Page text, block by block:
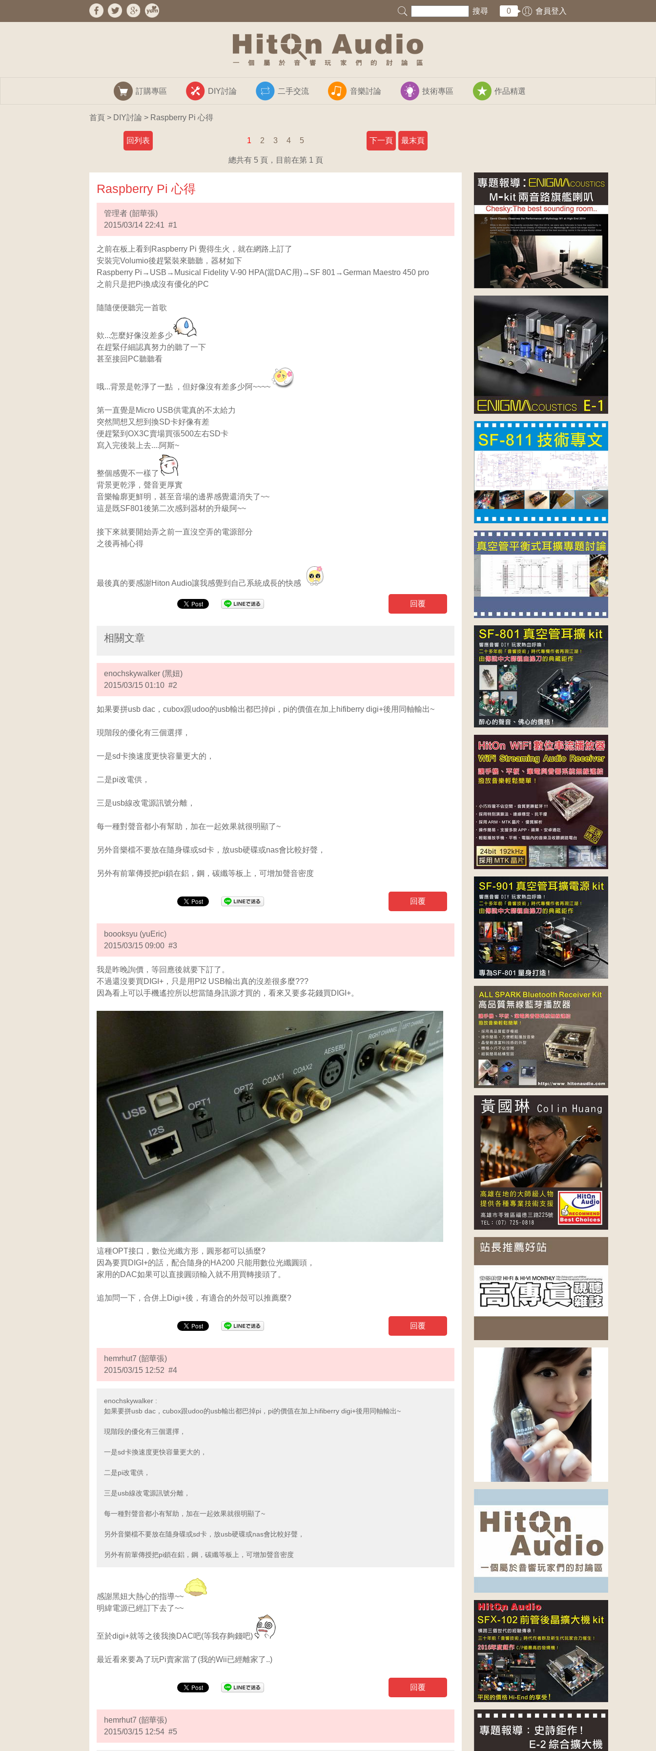
搜尋 0 會員登入
訂購專區 DIY討論 二手交流 音樂討論 技術專區 作品精選
首頁 > DIY討論 > Raspberry Pi 心得
回列表 1 2 3 4 5 下一頁 最末頁
總共有 5 頁，目前在第 1 頁
Raspberry Pi 心得
管理者 (韶華張)
2015/03/14 22:41 #1
之前在板上看到Raspberry Pi 覺得生火，就在網路上訂了
安裝完Volumio後趕緊裝來聽聽，器材如下
Raspberry Pi→USB→Musical Fidelity V-90 HPA(當DAC用)→SF 801→German Maestro 450 pro
之前只是把Pi換成沒有優化的PC
隨隨便便聽完一首歌
欸...怎麼好像沒差多少
在趕緊仔細認真努力的聽了一下
甚至接回PC聽聽看
哦...背景是乾淨了一點 ，但好像沒有差多少阿~~~~
第一直覺是Micro USB供電真的不太給力
突然間想又想到換SD卡好像有差
便趕緊到OX3C賣場買張500左右SD卡
寫入完後裝上去....阿斯~
整個感覺不一樣了
背景更乾淨，聲音更厚實
音樂輪廓更鮮明，甚至音場的邊界感覺還消失了~~
這是既SF801後第二次感到器材的升級阿~~
接下來就要開始弄之前一直沒空弄的電源部分
之後再補心得
最後真的要感謝Hiton Audio讓我感覺到自己系統成長的快感
回覆
相關文章
enochskywalker (黑妞)
2015/03/15 01:10 #2
如果要拼usb dac，cubox跟udoo的usb輸出都巴掉pi，pi的價值在加上hifiberry digi+後用同軸輸出~
現階段的優化有三個選擇，
一是sd卡換速度更快容量更大的，
二是pi改電供，
三是usb線改電源訊號分離，
每一種對聲音都小有幫助，加在一起效果就很明顯了~
另外音樂檔不要放在隨身碟或sd卡，放usb硬碟或nas會比較好聲，
另外有前輩傳授把pi鎖在鋁，鋼，碳纖等板上，可增加聲音密度
回覆
boooksyu (yuEric)
2015/03/15 09:00 #3
我是昨晚詢價，等回應後就要下訂了。
不過還沒要買DIGI+，只是用PI2 USB輸出真的沒差很多麼???
因為看上可以手機遙控所以想當隨身訊源才買的，看來又要多花錢買DIGI+。
這種OPT接口，數位光纖方形，圓形都可以插麼?
因為要買DIGI+的話，配合隨身的HA200 只能用數位光纖圓頭，
家用的DAC如果可以直接圓頭輸入就不用買轉接頭了。
追加問一下，合併上Digi+後，有適合的外殼可以推薦麼?
回覆
hemrhut7 (韶華張)
2015/03/15 12:52 #4
enochskywalker :
如果要拼usb dac，cubox跟udoo的usb輸出都巴掉pi，pi的價值在加上hifiberry digi+後用同軸輸出~
現階段的優化有三個選擇，
一是sd卡換速度更快容量更大的，
二是pi改電供，
三是usb線改電源訊號分離，
每一種對聲音都小有幫助，加在一起效果就很明顯了~
另外音樂檔不要放在隨身碟或sd卡，放usb硬碟或nas會比較好聲，
另外有前輩傳授把pi鎖在鋁，鋼，碳纖等板上，可增加聲音密度
感謝黑妞大熱心的指導~~
明緯電源已經訂下去了~~
至於digi+就等之後我換DAC吧(等我存夠錢吧)
最近看來要為了玩Pi賣家當了(我的Wii已經離家了..)
回覆
hemrhut7 (韶華張)
2015/03/15 12:54 #5